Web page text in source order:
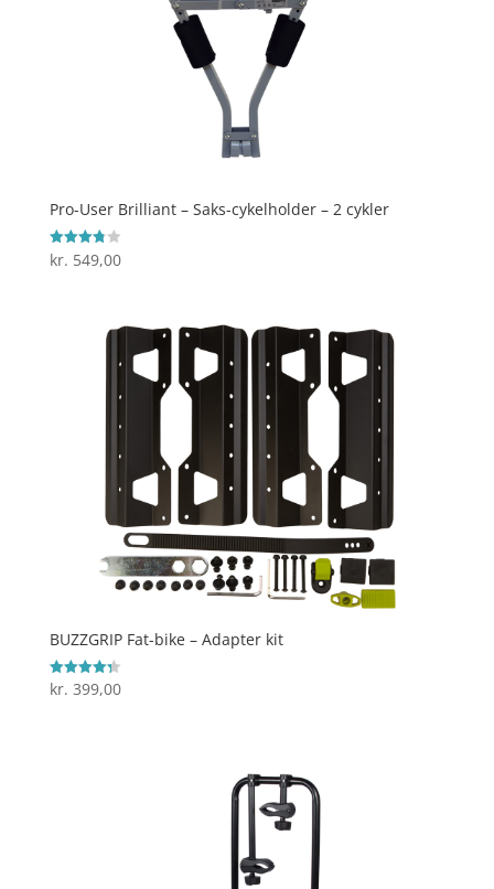
Pro-User Brilliant – Saks-cykelholder – 2 cykler
Vurderet
3.8
kr. 549,00
BUZZGRIP Fat-bike – Adapter kit
Vurderet
4.3
kr. 399,00